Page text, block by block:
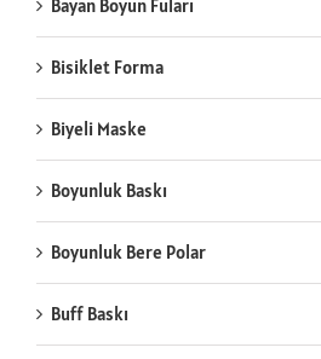
Bayan Boyun Fuları
Bisiklet Forma
Biyeli Maske
Boyunluk Baskı
Boyunluk Bere Polar
Buff Baskı